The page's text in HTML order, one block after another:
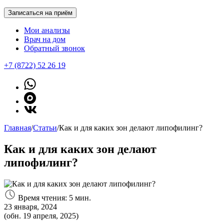
Записаться на приём
Мои анализы
Врач на дом
Обратный звонок
+7 (8722) 52 26 19
Главная/Статьи/Как и для каких зон делают липофилинг?
Как и для каких зон делают
липофилинг?
Время чтения: 5 мин.
23 января, 2024
(обн. 19 апреля, 2025)